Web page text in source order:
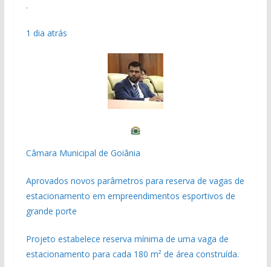
.
1 dia atrás
Câmara Municipal de Goiânia
Aprovados novos parâmetros para reserva de vagas de
estacionamento em empreendimentos esportivos de
grande porte
Projeto estabelece reserva mínima de uma vaga de
estacionamento para cada 180 m² de área construída.